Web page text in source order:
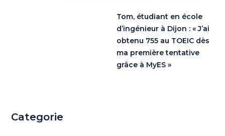
Tom, étudiant en école
d’ingénieur à Dijon : « J’ai
obtenu 755 au TOEIC dès
ma première tentative
grâce à MyES »
Categorie